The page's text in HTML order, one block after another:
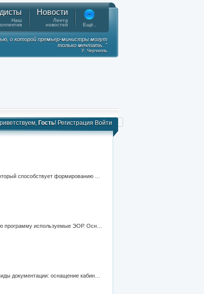
Наш
Новости
Лента
новостей
Ещё..
о которой премьер-министры могут
только мечтать. "
У. Черчилль
Гость! Регистрация Войти